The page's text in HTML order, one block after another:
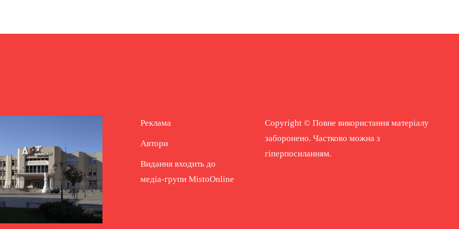
Реклама
Автори
Видання входить до
медіа-групи MistoOnline
Copyright © Повне використання матеріалу
заборонено. Частково можна з
гіперпосиланням.